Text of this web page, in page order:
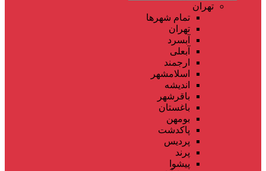
تهران
تمام شهر‌ها
تهران
آبسرد
آبعلی
ارجمند
اسلامشهر
اندیشه
باقرشهر
باغستان
بومهن
پاکدشت
پردیس
پرند
پیشوا